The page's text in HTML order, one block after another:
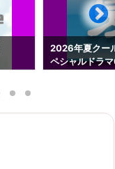
2026年夏クー
ペシャルドラ